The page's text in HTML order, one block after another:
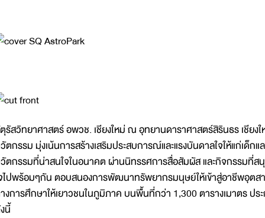
รัสวิทยาศาสตร์ อพวช. เชียงใหม่ ณ อุทยานดาราศาสตร์สิรินธร เชียงใ
ตกรรม มุ่งเน้นการสร้างเสริมประสบการณ์และแรงบันดาลใจให้แก่เด็ก
ตกรรมที่น่าสนใจในอนาคต ผ่านนิทรรศการสื่อสัมผัส และกิจกรรมที่สนุ
ไปพร้อมๆกัน ตอบสนองการพัฒนาทรัพยากรมนุษย์ให้เข้าสู่อาชีพอุตส
งการศึกษาให้เยาวชนในภูมิภาค บนพื้นที่กว่า 1,300 ตารางเมาตร ป
นี้